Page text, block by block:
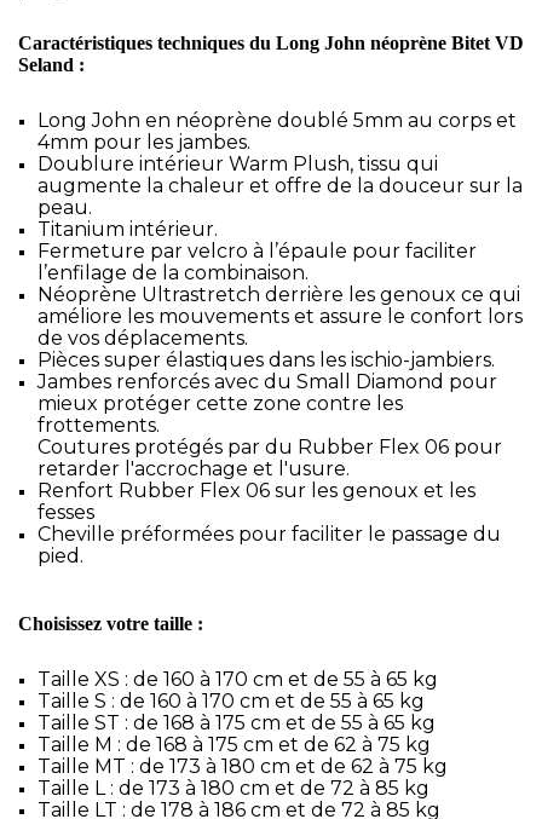
Caractéristiques techniques du Long John néoprène Bitet VD
Seland :
Long John en néoprène doublé 5mm au corps et
4mm pour les jambes.
Doublure intérieur Warm Plush, tissu qui
augmente la chaleur et offre de la douceur sur la
peau.
Titanium intérieur.
Fermeture par velcro à l’épaule pour faciliter
l’enfilage de la combinaison.
Néoprène Ultrastretch derrière les genoux ce qui
améliore les mouvements et assure le confort lors
de vos déplacements.
Pièces super élastiques dans les ischio-jambiers.
Jambes renforcés avec du Small Diamond pour
mieux protéger cette zone contre les
frottements.
Coutures protégés par du Rubber Flex 06 pour
retarder l'accrochage et l'usure.
Renfort Rubber Flex 06 sur les genoux et les
fesses
Cheville préformées pour faciliter le passage du
pied.
Choisissez votre taille :
Taille XS : de 160 à 170 cm et de 55 à 65 kg
Taille S : de 160 à 170 cm et de 55 à 65 kg
Taille ST : de 168 à 175 cm et de 55 à 65 kg
Taille M : de 168 à 175 cm et de 62 à 75 kg
Taille MT : de 173 à 180 cm et de 62 à 75 kg
Taille L : de 173 à 180 cm et de 72 à 85 kg
Taille LT : de 178 à 186 cm et de 72 à 85 kg